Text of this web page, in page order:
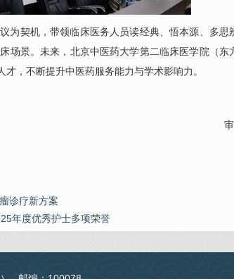
为契机，带领临床医务人员读经典、悟本源、多思
场景。未来，北京中医药大学第二临床医学院（东
，不断提升中医药服务能力与学术影响力。
诊疗新方案
年度优秀护士多项荣誉